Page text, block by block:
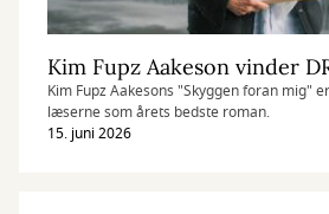
Kim Fupz Aakesons "Skyggen foran mig"
læserne som årets bedste roman.
15. juni 2026